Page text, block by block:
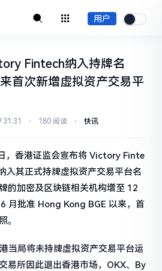
用户
Fintech纳入持牌名
首次新增虚拟资产交易平
⋅ 180 阅读 ⋅ 快讯
，香港证监会宣布将 Victory Finte
入其正式持牌虚拟资产交易平台名
的加密及区块链相关机构增至 12
月批准 Hong Kong BGE 以来，首
。
当局将未持牌虚拟资产交易平台运
易所因此退出香港市场，OKX、By